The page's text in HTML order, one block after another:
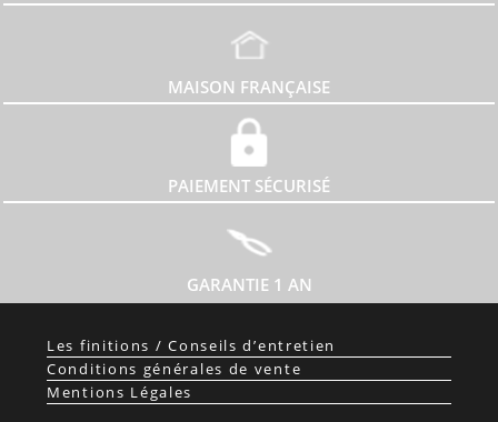
MAISON FRANÇAISE
PAIEMENT SÉCURISÉ
GARANTIE 1 AN
Les finitions / Conseils d’entretien
Conditions générales de vente
Mentions Légales